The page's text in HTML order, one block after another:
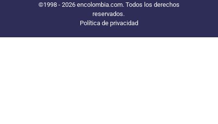
©1998 - 2026 encolombia.com. Todos los derechos
reservados.
Política de privacidad